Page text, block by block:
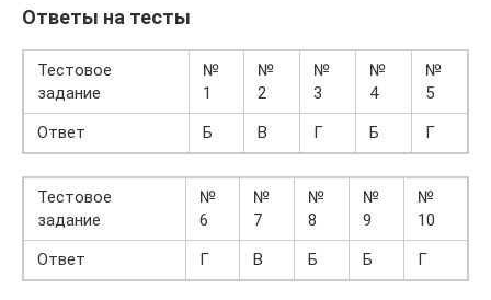
Ответы на тесты
Тестовое
задание
№
1
№
2
№
3
№
4
№
5
Ответ
Б В Г Б Г
Тестовое
задание
№
6
№
7
№
8
№
9
№
10
Ответ
Г В Б Б Г